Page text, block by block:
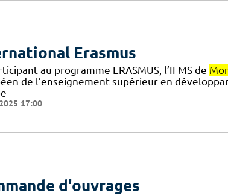
Erasmus
au programme ERASMUS, l’IFMS de
de l’enseignement supérieur en
17:00
d'ouvrages